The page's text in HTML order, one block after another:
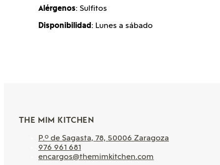
Alérgenos: Sulfitos
Disponibilidad : Lunes a sábado
THE MIM KITCHEN
P.º de Sagasta, 78, 50006 Zaragoza
976 961 681
encargos@themimkitchen.com